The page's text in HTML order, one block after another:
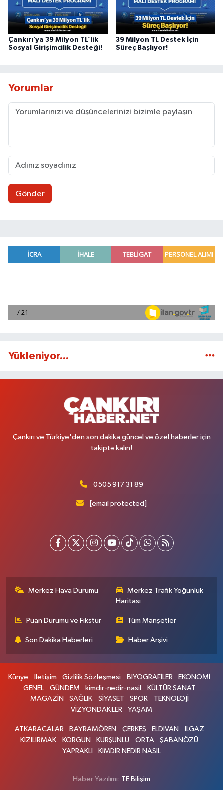
Çankırı’ya 39 Milyon TL’lik
Sosyal Girişimcilik Desteği!
39 Milyon TL Destek İçin
Süreç Başlıyor!
Yorumlar
Gönder
Yükleniyor...
Çankırı ve Türkiye'den son dakika güncel ve özel haberler için
takipte kalın!
0505 917 31 89
[email protected]
Merkez Hava Durumu
Merkez Trafik Yoğunluk
Haritası
Puan Durumu ve Fikstür Tüm Manşetler
Son Dakika Haberleri Haber Arşivi
Künye İletişim Gizlilik Sözleşmesi BİYOGRAFİLER
EKONOMİ
GENEL
GÜNDEM kimdir-nedir-nasil
KÜLTÜR SANAT
MAGAZİN
SAĞLIK SİYASET SPOR
TEKNOLOJİ
VİZYONDAKİLER
YAŞAM
ATKARACALAR BAYRAMÖREN ÇERKEŞ ELDİVAN
ILGAZ
KIZILIRMAK
KORGUN KURŞUNLU ORTA
ŞABANÖZÜ
YAPRAKLI
KİMDİR NEDİR NASIL
Haber Yazılımı: TE Bilişim